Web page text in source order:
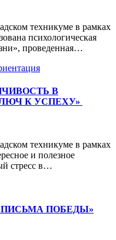
техникуме в рамках
психологическая
проведенная…
В
К УСПЕХУ»
техникуме в рамках
и полезное
стресс в…
ПОБЕДЫ»